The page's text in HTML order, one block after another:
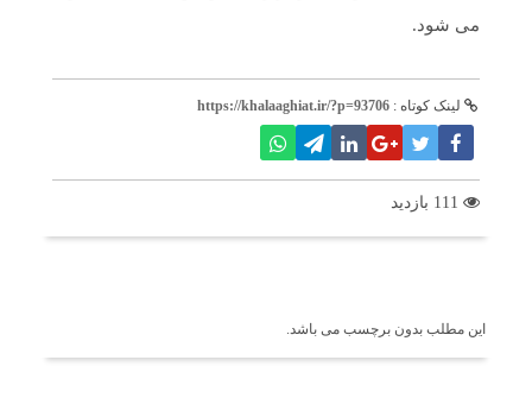
می شود.
لینک کوتاه : https://khalaaghiat.ir/?p=93706
این مطلب بدون برچسب می باشد.